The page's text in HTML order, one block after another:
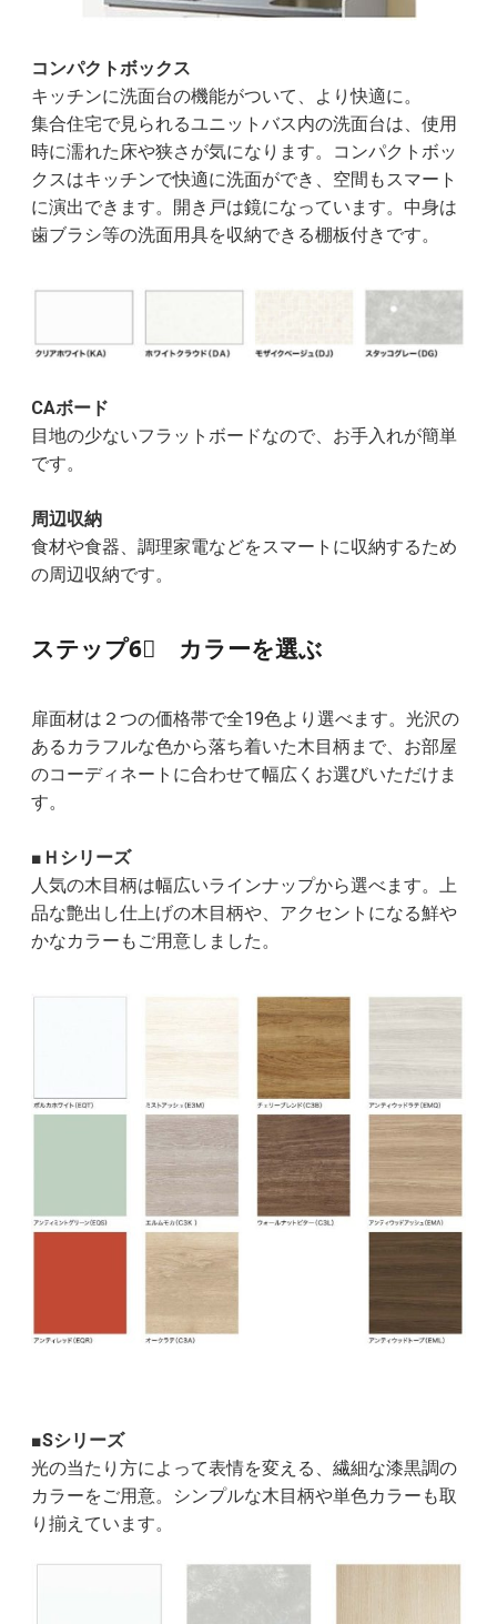
コンパクトボックス
キッチンに洗面台の機能がついて、より快適に。
集合住宅で見られるユニットバス内の洗面台は、使用
時に濡れた床や狭さが気になります。コンパクトボッ
クスはキッチンで快適に洗面ができ、空間もスマート
に演出できます。開き戸は鏡になっています。中身は
歯ブラシ等の洗面用具を収納できる棚板付きです。
CAボード
目地の少ないフラットボードなので、お手入れが簡単
です。
周辺収納
食材や食器、調理家電などをスマートに収納するため
の周辺収納です。
ステップ6⃣ カラーを選ぶ
扉面材は２つの価格帯で全19色より選べます。光沢の
あるカラフルな色から落ち着いた木目柄まで、お部屋
のコーディネートに合わせて幅広くお選びいただけま
す。
■Ｈシリーズ
人気の木目柄は幅広いラインナップから選べます。上
品な艶出し仕上げの木目柄や、アクセントになる鮮や
かなカラーもご用意しました。
■Sシリーズ
光の当たり方によって表情を変える、繊細な漆黒調の
カラーをご用意。シンプルな木目柄や単色カラーも取
り揃えています。